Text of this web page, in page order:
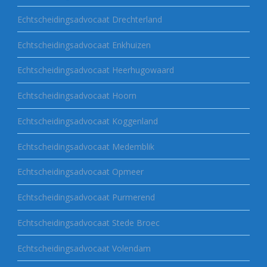
Echtscheidingsadvocaat Drechterland
Echtscheidingsadvocaat Enkhuizen
Echtscheidingsadvocaat Heerhugowaard
Echtscheidingsadvocaat Hoorn
Echtscheidingsadvocaat Koggenland
Echtscheidingsadvocaat Medemblik
Echtscheidingsadvocaat Opmeer
Echtscheidingsadvocaat Purmerend
Echtscheidingsadvocaat Stede Broec
Echtscheidingsadvocaat Volendam